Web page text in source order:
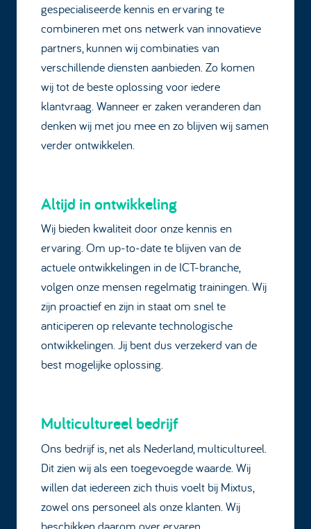
gespecialiseerde kennis en ervaring te
combineren met ons netwerk van innovatieve
partners, kunnen wij combinaties van
verschillende diensten aanbieden. Zo komen
wij tot de beste oplossing voor iedere
klantvraag. Wanneer er zaken veranderen dan
denken wij met jou mee en zo blijven wij samen
verder ontwikkelen.
Altijd in ontwikkeling
Wij bieden kwaliteit door onze kennis en
ervaring. Om up-to-date te blijven van de
actuele ontwikkelingen in de ICT-branche,
volgen onze mensen regelmatig trainingen. Wij
zijn proactief en zijn in staat om snel te
anticiperen op relevante technologische
ontwikkelingen. Jij bent dus verzekerd van de
best mogelijke oplossing.
Multicultureel bedrijf
Ons bedrijf is, net als Nederland, multicultureel.
Dit zien wij als een toegevoegde waarde. Wij
willen dat iedereen zich thuis voelt bij Mixtus,
zowel ons personeel als onze klanten. Wij
beschikken daarom over ervaren